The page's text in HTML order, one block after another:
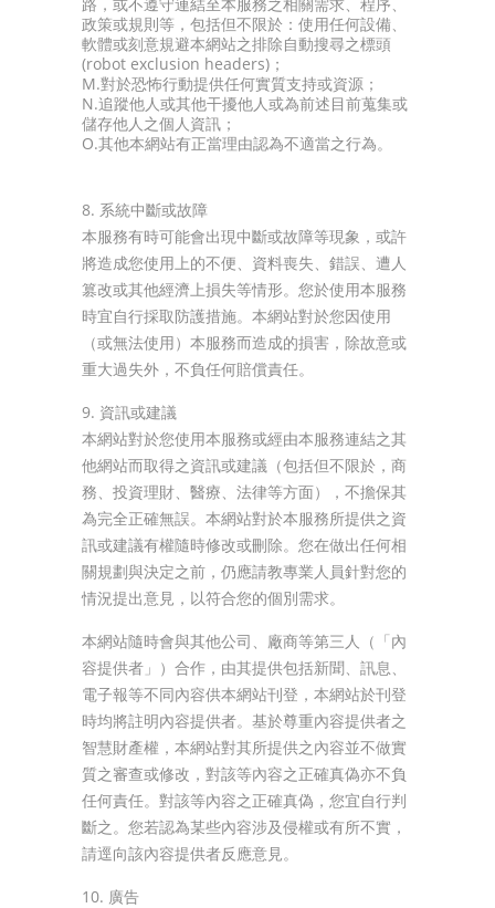
政策或規則等，包括但不限於：使用任何設備、
軟體或刻意規避本網站之排除自動搜尋之標頭
(robot exclusion headers)；
M.對於恐怖行動提供任何實質支持或資源；
N.追蹤他人或其他干擾他人或為前述目前蒐集或
儲存他人之個人資訊；
O.其他本網站有正當理由認為不適當之行為。
8. 系統中斷或故障
本服務有時可能會出現中斷或故障等現象，或許
將造成您使用上的不便、資料喪失、錯誤、遭人
篡改或其他經濟上損失等情形。您於使用本服務
時宜自行採取防護措施。本網站對於您因使用
（或無法使用）本服務而造成的損害，除故意或
重大過失外，不負任何賠償責任。
9. 資訊或建議
本網站對於您使用本服務或經由本服務連結之其
他網站而取得之資訊或建議（包括但不限於，商
務、投資理財、醫療、法律等方面），不擔保其
為完全正確無誤。本網站對於本服務所提供之資
訊或建議有權隨時修改或刪除。您在做出任何相
關規劃與決定之前，仍應請教專業人員針對您的
情況提出意見，以符合您的個別需求。
本網站隨時會與其他公司、廠商等第三人（「內
容提供者」）合作，由其提供包括新聞、訊息、
電子報等不同內容供本網站刊登，本網站於刊登
時均將註明內容提供者。基於尊重內容提供者之
智慧財產權，本網站對其所提供之內容並不做實
質之審查或修改，對該等內容之正確真偽亦不負
任何責任。對該等內容之正確真偽，您宜自行判
斷之。您若認為某些內容涉及侵權或有所不實，
請逕向該內容提供者反應意見。
10. 廣告